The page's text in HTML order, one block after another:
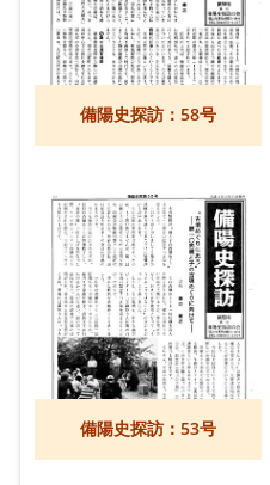
備陽史探訪：58号
備陽史探訪：53号